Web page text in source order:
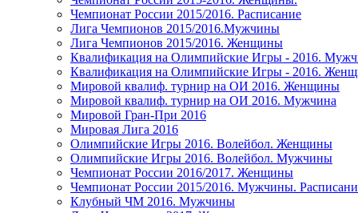
Чемпионат России 2015/2016. Расписание
Лига Чемпионов 2015/2016.Мужчины
Лига Чемпионов 2015/2016. Женщины
Квалификация на Олимпийские Игры - 2016.
Квалификация на Олимпийские Игры - 2016.
Мировой квалиф. турнир на ОИ 2016. Женщины
Мировой квалиф. турнир на ОИ 2016. Мужчина
Мировой Гран-При 2016
Мировая Лига 2016
Олимпийские Игры 2016. Волейбол. Женщины
Олимпийские Игры 2016. Волейбол. Мужчины
Чемпионат России 2016/2017. Женщины
Чемпионат России 2015/2016. Мужчины.
Клубный ЧМ 2016. Мужчины